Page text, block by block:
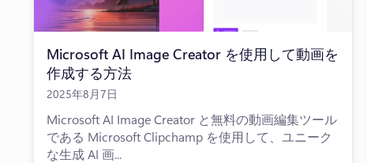
Microsoft AI Image Creator を使用して動画を
作成する方法
2025年8月7日
Microsoft AI Image Creator と無料の動画編集ツール
である Microsoft Clipchamp を使用して、ユニーク
な生成 AI 画...